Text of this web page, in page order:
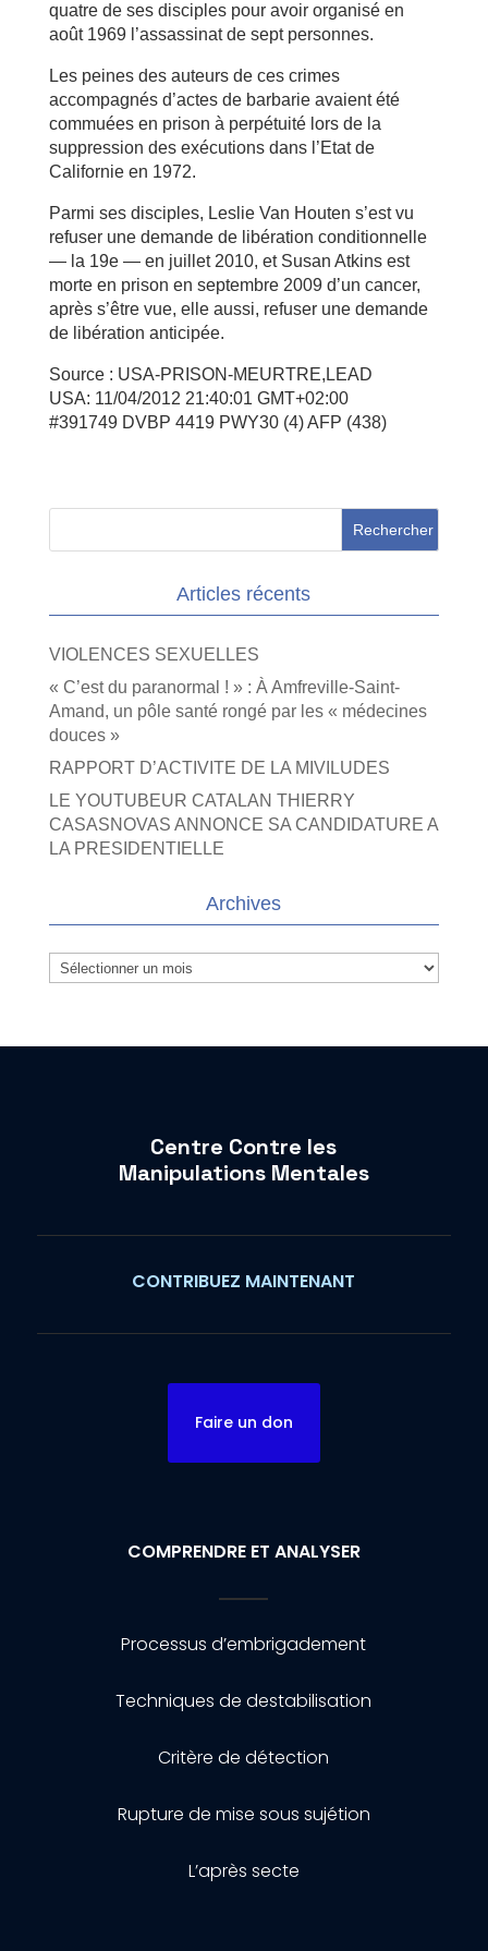
quatre de ses disciples pour avoir organisé en
août 1969 l’assassinat de sept personnes.
Les peines des auteurs de ces crimes
accompagnés d’actes de barbarie avaient été
commuées en prison à perpétuité lors de la
suppression des exécutions dans l’Etat de
Californie en 1972.
Parmi ses disciples, Leslie Van Houten s’est vu
refuser une demande de libération conditionnelle
— la 19e — en juillet 2010, et Susan Atkins est
morte en prison en septembre 2009 d’un cancer,
après s’être vue, elle aussi, refuser une demande
de libération anticipée.
Source : USA-PRISON-MEURTRE,LEAD
USA: 11/04/2012 21:40:01 GMT+02:00
#391749 DVBP 4419 PWY30 (4) AFP (438)
Articles récents
VIOLENCES SEXUELLES
« C’est du paranormal ! » : À Amfreville-Saint-
Amand, un pôle santé rongé par les « médecines
douces »
RAPPORT D’ACTIVITE DE LA MIVILUDES
LE YOUTUBEUR CATALAN THIERRY
CASASNOVAS ANNONCE SA CANDIDATURE A
LA PRESIDENTIELLE
Archives
Archives
Centre Contre les
Manipulations Mentales
CONTRIBUEZ MAINTENANT
Faire un don
COMPRENDRE ET ANALYSER
Processus d’embrigadement
Techniques de destabilisation
Critère de détection
Rupture de mise sous sujétion
L’après secte